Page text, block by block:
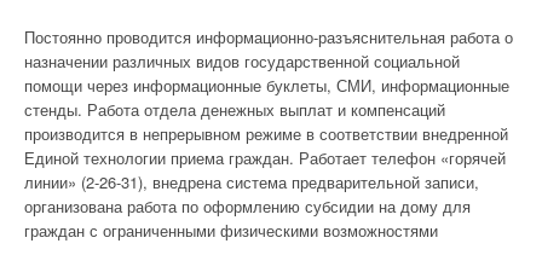
Постоянно проводится информационно-разъяснительная работа о
назначении различных видов государственной социальной
помощи через информационные буклеты, СМИ, информационные
стенды. Работа отдела денежных выплат и компенсаций
производится в непрерывном режиме в соответствии внедренной
Единой технологии приема граждан. Работает телефон «горячей
линии» (2-26-31), внедрена система предварительной записи,
организована работа по оформлению субсидии на дому для
граждан с ограниченными физическими возможностями